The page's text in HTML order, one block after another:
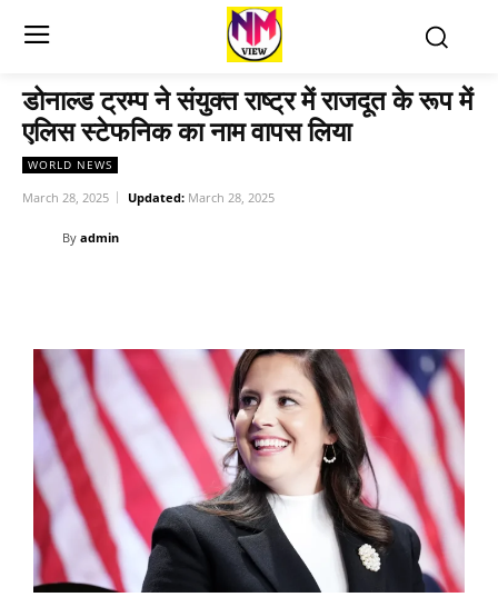
डोनाल्ड ट्रम्प ने संयुक्त राष्ट्र में राजदूत के रूप में
एलिस स्टेफनिक का नाम वापस लिया
WORLD NEWS
March 28, 2025 Updated: March 28, 2025
By admin